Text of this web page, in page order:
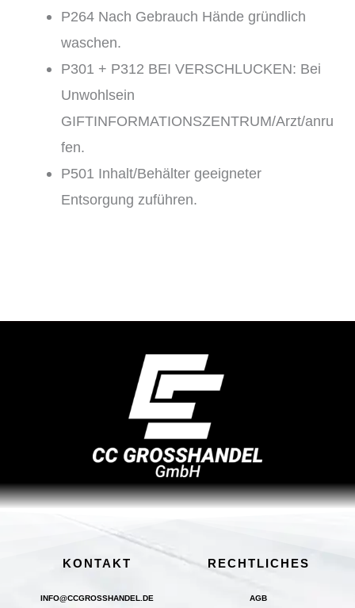
P264 Nach Gebrauch Hände gründlich
waschen.
P301 + P312 BEI VERSCHLUCKEN: Bei
Unwohlsein
GIFTINFORMATIONSZENTRUM/Arzt/anru
fen.
P501 Inhalt/Behälter geeigneter
Entsorgung zuführen.
KONTAKT
INFO@CCGROSSHANDEL.DE
RECHTLICHES
AGB